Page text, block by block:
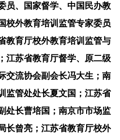
员、国家督学、中国民办教
校外教育培训监管专家委员
教育厅校外教育培训监管与
江苏省教育厅督学、原二级
交流协会副会长冯大生；南
监管处处长夏文国；江苏省
处长曹培国；南京市市场监
长曾亮；江苏省教育厅校外